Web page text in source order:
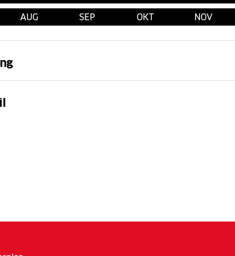
AUG SEP OKT NOV
Weg zur Arbeit auch mit dem Velo zurücklegen kann? Die